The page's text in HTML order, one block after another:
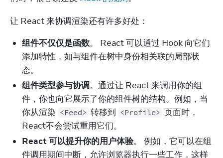
让 React 来协调渲染还有许多好处：
组件不仅仅是函数。 React 可以通过 Hook 向它们
添加特性，如与组件在树中身份相关联的局部状
态。
组件类型参与协调。通过让 React 来调用你的组
件，你也向它展示了你的组件树的结构。例如，当
你从渲染 <Feed> 转移到 <Profile> 页面时，
React不会尝试重用它们。
React 可以提升你的用户体验。 例如，它可以在组
件调用期间中断，允许浏览器执行一些工作，这样